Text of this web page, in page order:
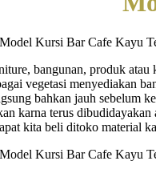
bangunan, produk
vegetasi menyediakan
bahkan jauh sebelum
karna terus
kita beli ditoko material